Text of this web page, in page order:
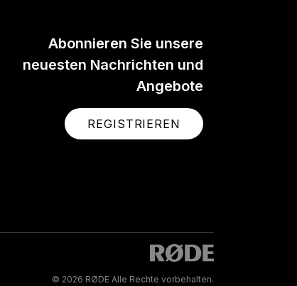
Abonnieren Sie unsere
neuesten Nachrichten und
Angebote
REGISTRIEREN
© 2026 RØDE Alle Rechte vorbehalten.